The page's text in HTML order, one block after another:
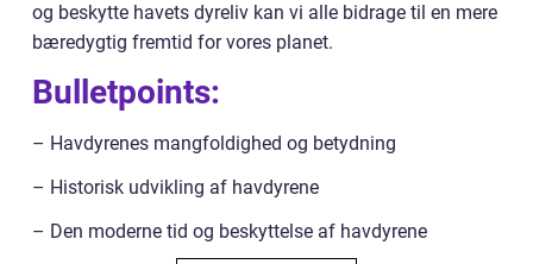
og beskytte havets dyreliv kan vi alle bidrage til en mere
bæredygtig fremtid for vores planet.
Bulletpoints:
– Havdyrenes mangfoldighed og betydning
– Historisk udvikling af havdyrene
– Den moderne tid og beskyttelse af havdyrene